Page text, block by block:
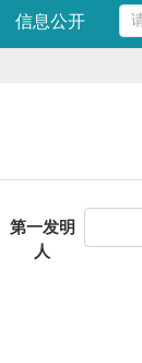
信息公开
第一发明
人